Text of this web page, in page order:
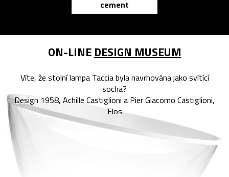
cement
ON-LINE DESIGN MUSEUM
Víte, že stolní lampa Taccia byla navrhována jako svítící
socha?
Design 1958, Achille Castiglioni a Pier Giacomo Castiglioni,
Flos